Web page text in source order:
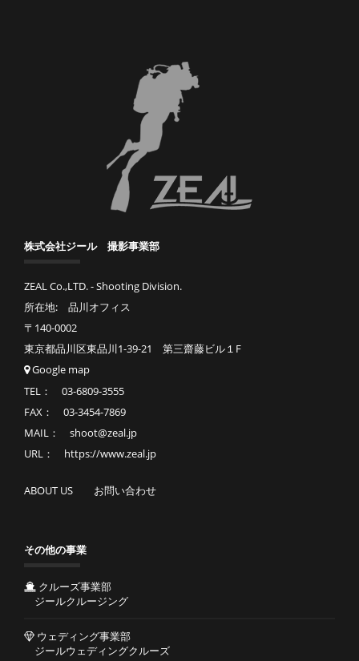
株式会社ジール 撮影事業部
ZEAL Co.,LTD. - Shooting Division.
所在地: 品川オフィス
〒140-0002
東京都品川区東品川1-39-21 第三齋藤ビル１F
Google map
TEL： 03-6809-3555
FAX： 03-3454-7869
MAIL： shoot@zeal.jp
URL： https://www.zeal.jp
ABOUT US お問い合わせ
その他の事業
クルーズ事業部
ジールクルージング
ウェディング事業部
ジールウェディングクルーズ